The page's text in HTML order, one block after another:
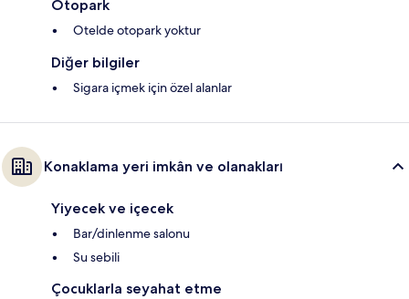
Otopark
Otelde otopark yoktur
Diğer bilgiler
Sigara içmek için özel alanlar
Konaklama yeri imkân ve olanakları
Yiyecek ve içecek
Bar/dinlenme salonu
Su sebili
Çocuklarla seyahat etme